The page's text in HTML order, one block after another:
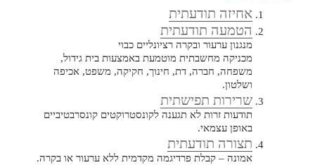
אחיזה תודעתית
הטמעה תודעתית
מנגנון ערעור ובקרה רציונליים כבוי
מכניקה מחשבתית מוטמעת באמצעות בית גידול,
משפחה, חברה, דת, חינוך, חקיקה, משפט, אכיפה
ושלטון.
שרירות תפישתית
תודעות זרות לא תגענה לקונסטרוקטים קונסרבטיביים
באופן עצמאי.
תצורה תודעתית
אמונה – קבלת פרדיגמה מקדמית ללא ערעור או בקרה.